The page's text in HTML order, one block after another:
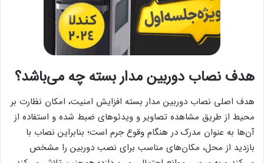
هدف نصاب دوربین مدار بسته چه می‌باشد؟
هدف اصلی نصاب دوربین مدار بسته افزایش امنیت، امکان نظارت بر
محیط از طریق مشاهده تصاویر و ویدئوهای ضبط شده و استفاده از
آن‌ها به عنوان مدرک در هنگام وقوع جرم است؛ بنابراین نصاب با
بازدید از محل، مکان‌های مناسب برای نصب دوربین را مشخص